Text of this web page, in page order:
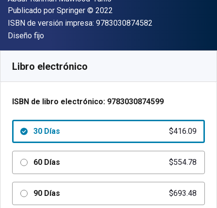
Editor
Publicado por Springer Copyright
© 2022
ISBN de versión impresa: 9783030874582
Formato
Diseño fijo
Libro electrónico
ISBN de libro electrónico: 9783030874599
30 Días $416.09
60 Días $554.78
90 Días $693.48